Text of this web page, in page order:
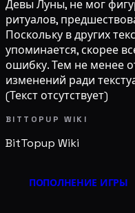
Девы Луны, не мог
ритуалов,
Поскольку в других
упоминается, скорее
ошибку. Тем не менее
изменений ради
(Текст отсутствует)
BITTOPUP WIKI
BitTopup Wiki
ПОПОЛНЕНИЕ ИГРЫ